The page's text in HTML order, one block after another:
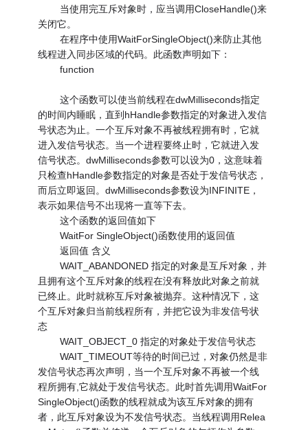
当使用完互斥对象时，应当调用CloseHandle()来
关闭它。
在程序中使用WaitForSingleObject()来防止其他
线程进入同步区域的代码。此函数声明如下：
function
这个函数可以使当前线程在dwMilliseconds指定
的时间内睡眠，直到hHandle参数指定的对象进入发信
号状态为止。一个互斥对象不再被线程拥有时，它就
进入发信号状态。当一个进程要终止时，它就进入发
信号状态。dwMilliseconds参数可以设为0，这意味着
只检查hHandle参数指定的对象是否处于发信号状态，
而后立即返回。dwMilliseconds参数设为INFINITE，
表示如果信号不出现将一直等下去。
这个函数的返回值如下
WaitFor SingleObject()函数使用的返回值
返回值 含义
WAIT_ABANDONED 指定的对象是互斥对象，并
且拥有这个互斥对象的线程在没有释放此对象之前就
已终止。此时就称互斥对象被抛弃。这种情况下，这
个互斥对象归当前线程所有，并把它设为非发信号状
态
WAIT_OBJECT_0 指定的对象处于发信号状态
WAIT_TIMEOUT等待的时间已过，对象仍然是非
发信号状态再次声明，当一个互斥对象不再被一个线
程所拥有,它就处于发信号状态。此时首先调用WaitFor
SingleObject()函数的线程就成为该互斥对象的拥有
者，此互斥对象设为不发信号状态。当线程调用Relea